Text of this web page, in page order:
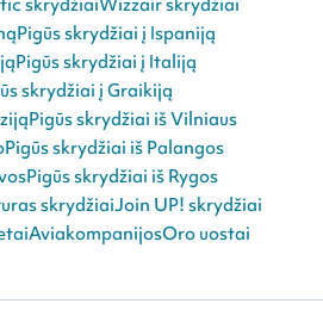
skrydžiaiWizzair skrydžiai
Pigūs skrydžiai į Ispaniją
Pigūs skrydžiai į Italiją
skrydžiai į Graikiją
Pigūs skrydžiai iš Vilniaus
Pigūs skrydžiai iš Palangos
Pigūs skrydžiai iš Rygos
skrydžiaiJoin UP! skrydžiai
AviakompanijosOro uostai